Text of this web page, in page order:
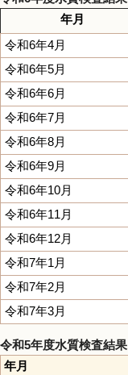
年月
令和6年4月
令和6年5月
令和6年6月
令和6年7月
令和6年8月
令和6年9月
令和6年10月
令和6年11月
令和6年12月
令和7年1月
令和7年2月
令和7年3月
令和5年度水質検査結果
年月